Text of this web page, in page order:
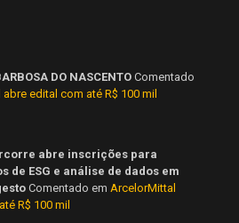
DO NASCENTO Comentado
edital com até R$ 100 mil
abre inscrições para
de ESG e análise de dados em
Comentado em ArcelorMittal
R$ 100 mil